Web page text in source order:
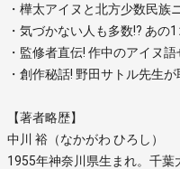
・樺太アイヌと北方少数民族
・気づかない人も多数!? あの
・監修者直伝! 作中のアイヌ
・創作秘話! 野田サトル先生
【著者略歴】
中川 裕（なかがわ ひろし）
1955年神奈川県生まれ。千